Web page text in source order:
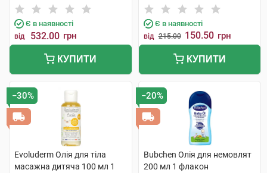
Косметікс Груп Гмбх
Є в наявності
від 532.00 грн
КУПИТИ
Є в наявності
від 215.00 150.50 грн
КУПИТИ
−30%
Evoluderm Олія для тіла
масажна дитяча 100 мл 1
−20%
Bubchen Олія для немовлят
200 мл 1 флакон